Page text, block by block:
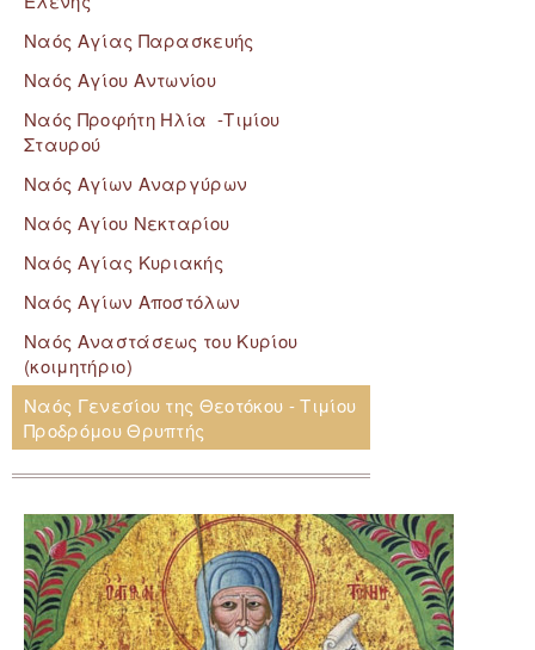
Ναός Αγίας Παρασκευής
Ναός Αγίου Αντωνίου
Ναός Προφήτη Ηλία -Τιμίου
Σταυρού
Ναός Αγίων Αναργύρων
Ναός Αγίου Νεκταρίου
Ναός Αγίας Κυριακής
Ναός Αγίων Αποστόλων
Ναός Αναστάσεως του Κυρίου
(κοιμητήριο)
Ναός Γενεσίου της Θεοτόκου - Τιμίου
Προδρόμου Θρυπτής